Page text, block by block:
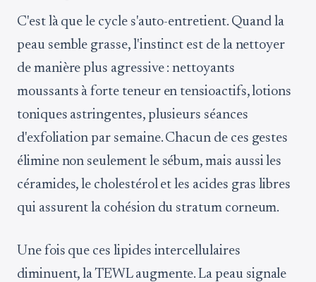
C'est là que le cycle s'auto-entretient. Quand la
peau semble grasse, l'instinct est de la nettoyer
de manière plus agressive : nettoyants
moussants à forte teneur en tensioactifs, lotions
toniques astringentes, plusieurs séances
d'exfoliation par semaine. Chacun de ces gestes
élimine non seulement le sébum, mais aussi les
céramides, le cholestérol et les acides gras libres
qui assurent la cohésion du stratum corneum.
Une fois que ces lipides intercellulaires
diminuent, la TEWL augmente. La peau signale